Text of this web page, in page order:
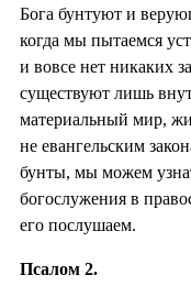
Бога бунтуют и
когда мы пытаемся
и вовсе нет никаких
существуют лишь
материальный мир,
не евангельским
бунты, мы можем
богослужения в
его послушаем.
Псалом 2.